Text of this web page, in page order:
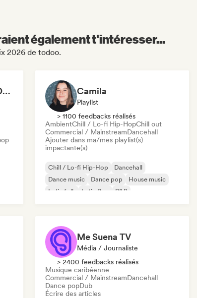
également t'intéresser...
2026 de todoo.
MÚSICA VARIADA - DE TODO UN POCO Camila
Playlist
> 1100 feedbacks réalisés
AmbientChill / Lo-fi Hip-HopChill out
Commercial / MainstreamDancehall
Ajouter dans ma/mes playlist(s)
impactante(s)
Chill / Lo-fi Hip-Hop
Dancehall
Dance music
Dance pop
House music
Indie folk
Latin Pop R&B
Me Suena TV
Média / Journaliste
> 2400 feedbacks réalisés
Musique caribéenne
Commercial / MainstreamDancehall
Dance popDub
Écrire des articles